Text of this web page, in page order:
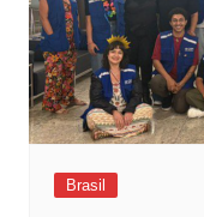
Brasil